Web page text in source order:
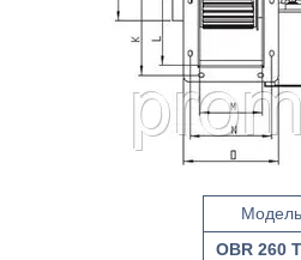
Модель
OBR 260